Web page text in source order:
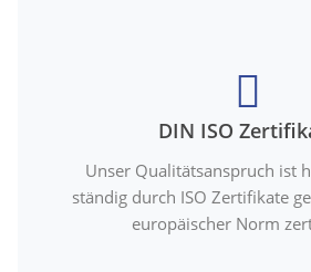
DIN ISO
Unser Qualitätsanspruch ist
ständig durch ISO Zertifikate
europäischer Norm